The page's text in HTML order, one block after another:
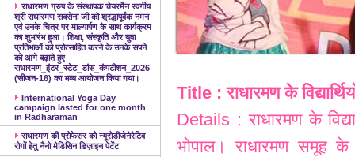
राधारमण ग्रुप के संस्थापक चेयरमैन स्वर्गीय
श्री राधारमण सक्सेना जी को श्रद्धापूर्वक नमन
एवं उनके चित्र पर माल्यार्पण के साथ कार्यक्रम
का शुभारंभ हुआ। शिक्षा, संस्कृति और युवा
प्रतिभाओं को प्रोत्साहित करने के उनके सपने
को आगे बढ़ाते हुए
राधारमण_इंटर_स्टेट_डांस_कंपटीशन_2026
(सीजन-16) का भव्य आयोजन किया गया।
International Yoga Day
campaign lasted for one month
in Radharaman
राधारमण की प्रोफेसर को न्यूरोडीजेनेरेटिव
रोगों हेतु नैनो मेडिसिन डिज़ाइन पेटेंट
Title : राधारमण के
Details : राधारमण के
भोपाल। राधारमण समूह के